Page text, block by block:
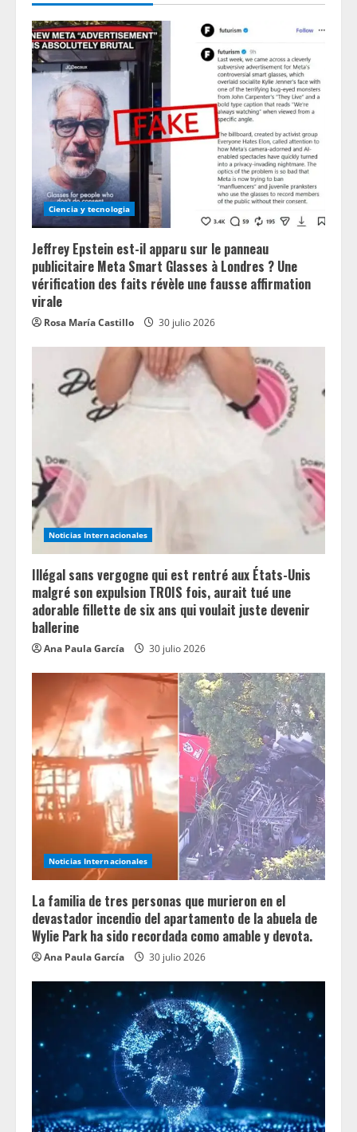
Ciencia y tecnologia
Jeffrey Epstein est-il apparu sur le panneau
publicitaire Meta Smart Glasses à Londres ? Une
vérification des faits révèle une fausse affirmation
virale
Rosa María Castillo 30 julio 2026
Noticias Internacionales
Illégal sans vergogne qui est rentré aux États-Unis
malgré son expulsion TROIS fois, aurait tué une
adorable fillette de six ans qui voulait juste devenir
ballerine
Ana Paula García 30 julio 2026
Noticias Internacionales
La familia de tres personas que murieron en el
devastador incendio del apartamento de la abuela de
Wylie Park ha sido recordada como amable y devota.
Ana Paula García 30 julio 2026